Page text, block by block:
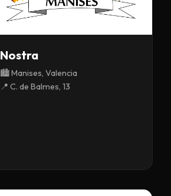
Nostra
🏙️ Manises, Valencia
📍 C. de Balmes, 13